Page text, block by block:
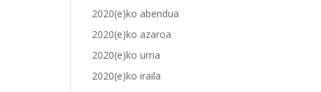
2020(e)ko abendua
2020(e)ko azaroa
2020(e)ko urria
2020(e)ko iraila